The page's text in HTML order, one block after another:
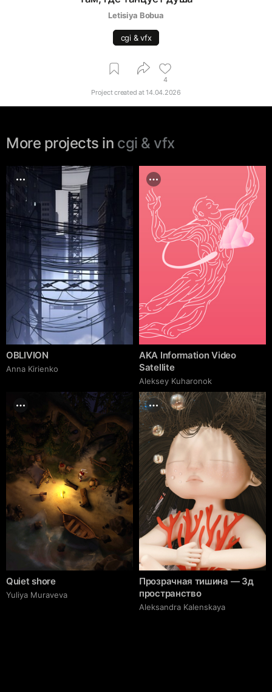
Letisiya Bobua
cgi & vfx
4
Project created at14.04.2026
More projects in cgi & vfx
OBLIVION
Anna Kirienko
AKA Information Video
Satellite
Aleksey Kuharonok
Quiet shore
Yuliya Muraveva
Прозрачная тишина — 3д
пространство
Aleksandra Kalenskaya